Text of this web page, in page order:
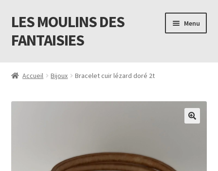
Aller
à
la
Aller
au
contenu
LES MOULINS DES
FANTAISIES
Menu
Mon compte
Accueil Bijoux Bracelet cuir lézard doré 2t